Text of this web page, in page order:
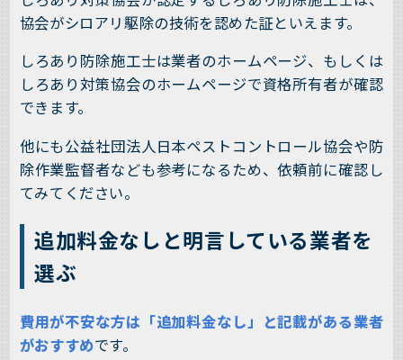
協会がシロアリ駆除の技術を認めた証といえます。
しろあり防除施工士は業者のホームページ、もしくは
しろあり対策協会のホームページで資格所有者が確認
できます。
他にも公益社団法人日本ペストコントロール協会や防
除作業監督者なども参考になるため、依頼前に確認し
てみてください。
追加料金なしと明言している業者を
選ぶ
費用が不安な方は「追加料金なし」と記載がある業者
がおすすめです。